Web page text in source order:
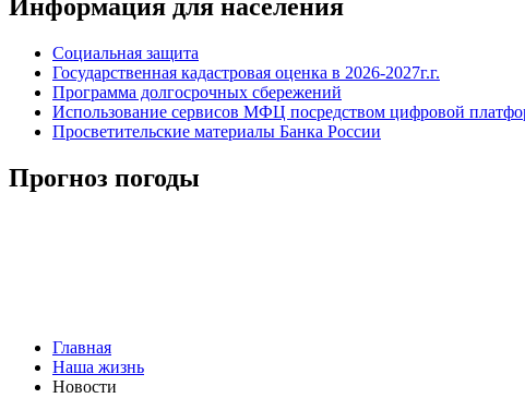
Информация для населения
Социальная защита
Государственная кадастровая оценка в 2026-2027г.г.
Программа долгосрочных сбережений
Использование сервисов МФЦ посредством цифровой
Просветительские материалы Банка России
Прогноз погоды
Главная
Наша жизнь
Новости